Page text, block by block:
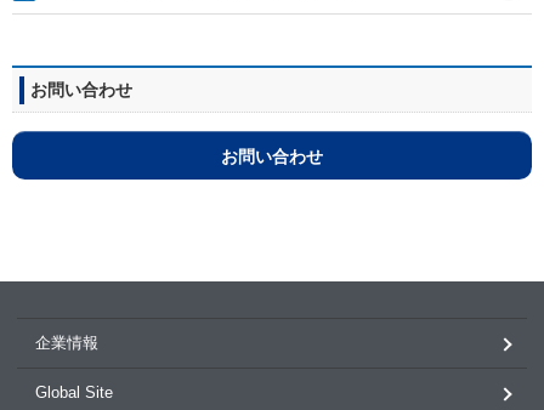
お問い合わせ
お問い合わせ
企業情報
Global Site